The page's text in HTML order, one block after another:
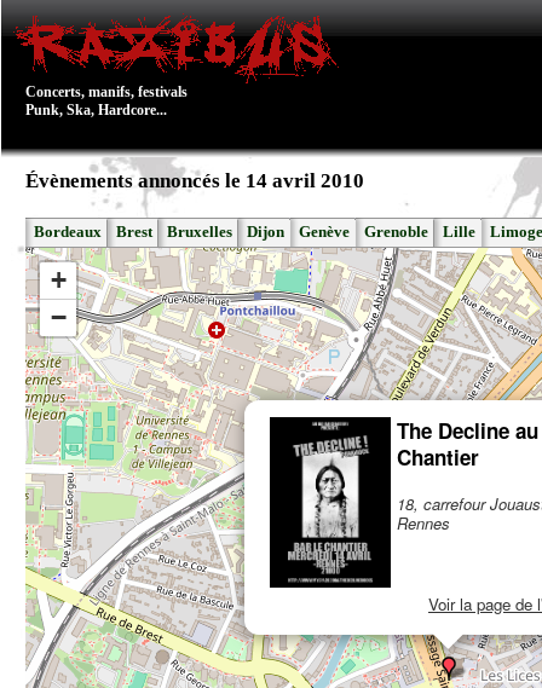
Concerts, manifs, festivals
Punk, Ska, Hardcore...
Évènements annoncés le 14 avril 2010
Bordeaux Brest Bruxelles Dijon Genève Grenoble Lille
The Decline
Chantier
18, carrefour
Rennes
Voir la page de
+
−